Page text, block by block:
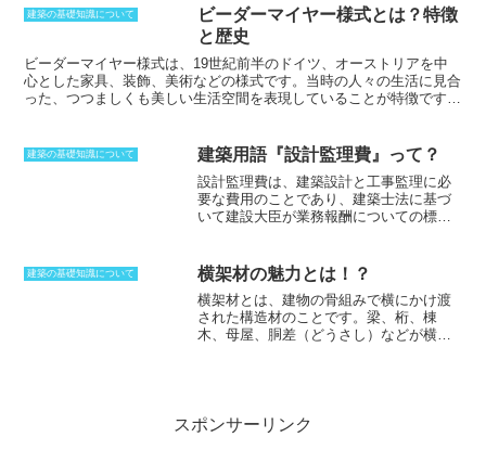
然の要塞になっていました。優れた立地
を持っていたものの、歴史の中で様々な
城主に代わったこともあり、落城改築を
繰り返しました。藤堂高虎の時代に改築
に着手することになりますが、完成せ
ず、未完成のまま江戸時代を迎えること
がっていません。
建築の基礎知識について
ビーダーマイヤー様式とは？特徴
と歴史
ビーダーマイヤー様式は、19世紀前半のドイツ、オーストリアを中
心とした家具、装飾、美術などの様式です。当時の人々の生活に見合
った、つつましくも美しい生活空間を表現していることが特徴です。
式とは、1804年、ナポレオンが帝政を確立してから19世紀中期ごろ
までの、フランスの建築、家具、装飾の様式です。直線的かつシンメ
トリーで、装飾モチーフには古代ギリシャ・ローマのものに加えて、
エジプトの装飾要素も取り入れられていることが特徴。具体的な装飾
意匠としては、パピルス、スフィンクス、勝利の女神、月桂樹などが
建築の基礎知識について 建築用語『設計監理費』って？
設計監理費は、建築設計と工事監理に必
要な費用のことであり、建築士法に基づ
いて建設大臣が業務報酬についての標準
建築費をもとに算出され、設計及び工事
監理業団体、新日本建築士協会ではそれ
ぞれ報酬率表を示している。建築士法第
25条と旧建設省告示第1206号で決められ
ている設計監理費用の計算式では、直接
ことが難しいため、その部分を
建築の基礎知識について 横架材の魅力とは！？
横架材とは、建物の骨組みで横にかけ渡
された構造材のことです。梁、桁、棟
木、母屋、胴差（どうさし）などが横架
が、これは横架材とは呼ばない。
間を持つ部材鑿（ぶざいさく）を横架材
スポンサーリンク